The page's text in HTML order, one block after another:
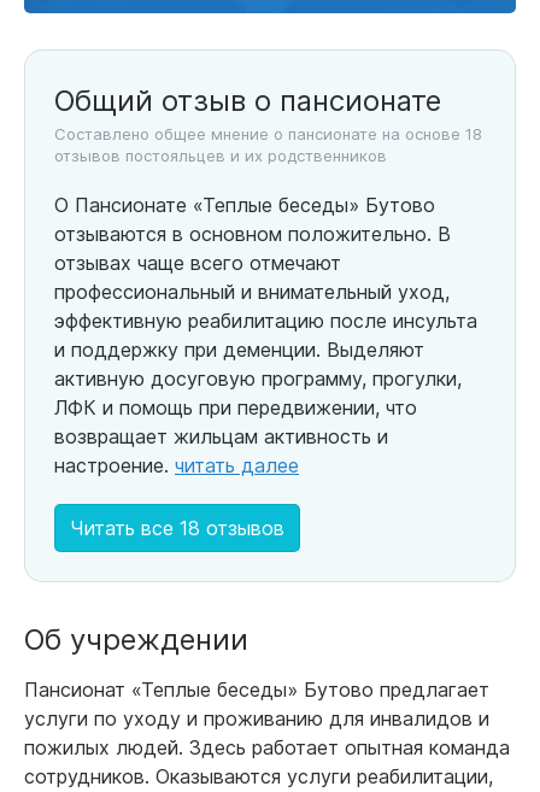
Общий отзыв о пансионате
Составлено общее мнение о пансионате на основе 18
отзывов постояльцев и их родственников
О Пансионате «Теплые беседы» Бутово
отзываются в основном положительно. В
отзывах чаще всего отмечают
профессиональный и внимательный уход,
эффективную реабилитацию после инсульта
и поддержку при деменции. Выделяют
активную досуговую программу, прогулки,
ЛФК и помощь при передвижении, что
возвращает жильцам активность и
настроение. читать далее
Читать все 18 отзывов
Об учреждении
Пансионат «Теплые беседы» Бутово предлагает
услуги по уходу и проживанию для инвалидов и
пожилых людей. Здесь работает опытная команда
сотрудников. Оказываются услуги реабилитации,